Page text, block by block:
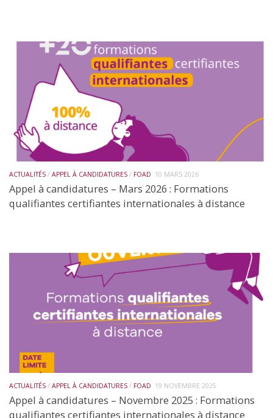
ACTUALITÉS / APPEL À CANDIDATURES / FOAD 10 MARS 2026
Appel à candidatures – Mars 2026 : Formations
qualifiantes certifiantes internationales à distance
ACTUALITÉS / APPEL À CANDIDATURES / FOAD 19 NOVEMBRE 2025
Appel à candidatures – Novembre 2025 : Formations
qualifiantes certifiantes internationales à distance